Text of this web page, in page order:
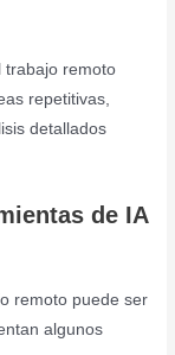
trabajo remoto
repetitivas,
detallados
de IA
remoto puede ser
algunos